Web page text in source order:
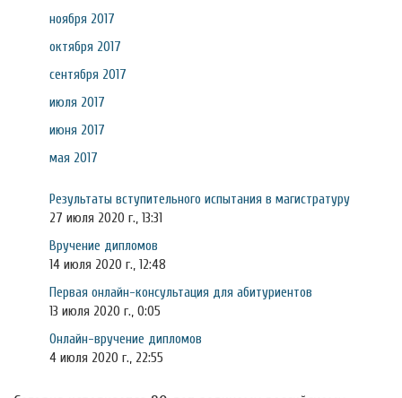
ноября 2017
октября 2017
сентября 2017
июля 2017
июня 2017
мая 2017
Результаты вступительного испытания в магистратуру
27 июля 2020 г., 13:31
Вручение дипломов
14 июля 2020 г., 12:48
Первая онлайн-консультация для абитуриентов
13 июля 2020 г., 0:05
Онлайн-вручение дипломов
4 июля 2020 г., 22:55